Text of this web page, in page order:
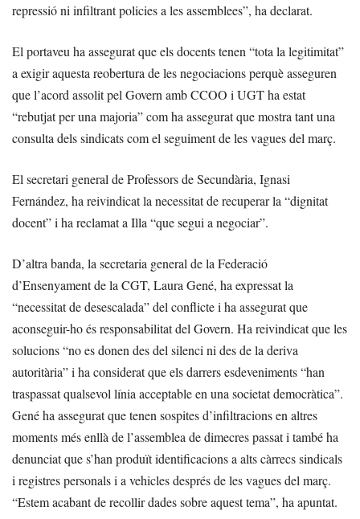
repressió ni infiltrant policies a les assemblees”, ha declarat.
El portaveu ha assegurat que els docents tenen “tota la legitimitat”
a exigir aquesta reobertura de les negociacions perquè asseguren
que l’acord assolit pel Govern amb CCOO i UGT ha estat
“rebutjat per una majoria” com ha assegurat que mostra tant una
consulta dels sindicats com el seguiment de les vagues del març.
El secretari general de Professors de Secundària, Ignasi
Fernández, ha reivindicat la necessitat de recuperar la “dignitat
docent” i ha reclamat a Illa “que segui a negociar”.
D’altra banda, la secretaria general de la Federació
d’Ensenyament de la CGT, Laura Gené, ha expressat la
“necessitat de desescalada” del conflicte i ha assegurat que
aconseguir-ho és responsabilitat del Govern. Ha reivindicat que les
solucions “no es donen des del silenci ni des de la deriva
autoritària” i ha considerat que els darrers esdeveniments “han
traspassat qualsevol línia acceptable en una societat democràtica”.
Gené ha assegurat que tenen sospites d’infiltracions en altres
moments més enllà de l’assemblea de dimecres passat i també ha
denunciat que s’han produït identificacions a alts càrrecs sindicals
i registres personals i a vehicles després de les vagues del març.
“Estem acabant de recollir dades sobre aquest tema”, ha apuntat.